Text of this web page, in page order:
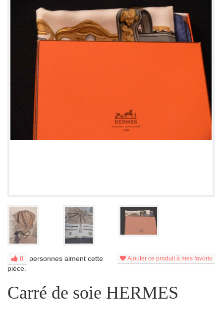
Ajouter ce produit à mes favoris
0
personnes aiment cette
pièce.
Carré de soie HERMES